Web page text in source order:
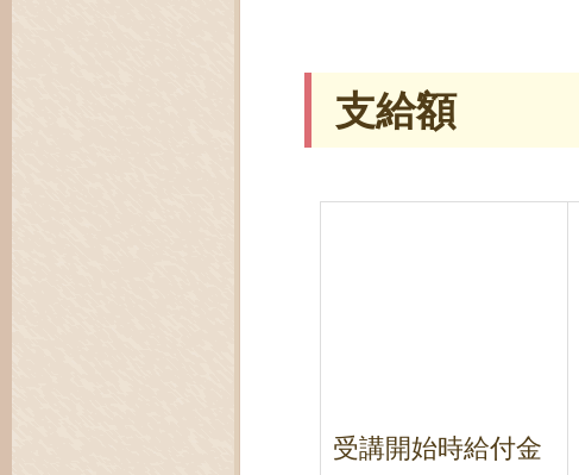
支給額
受講開始時給付金